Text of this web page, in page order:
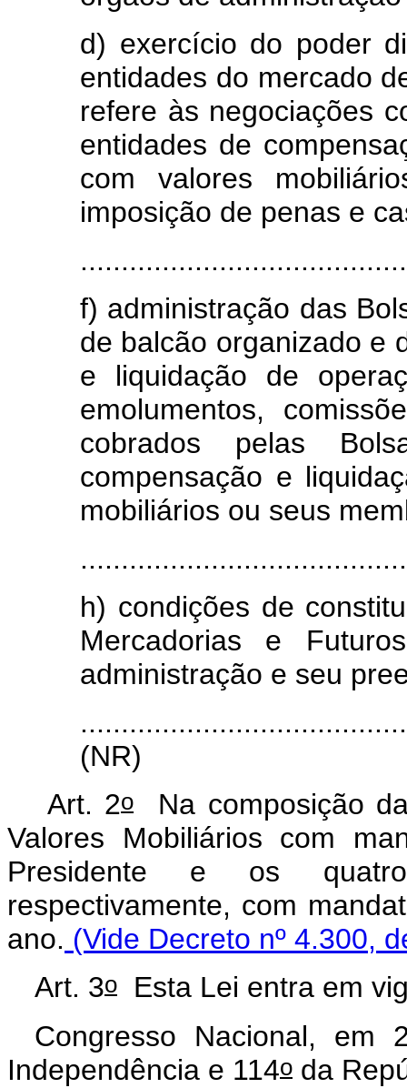
d) exercício do poder
entidades do mercado
refere às negociações
entidades de
com valores
imposição de penas e
f) administração das
de balcão organizado e
e liquidação de
emolumentos,
cobrados pelas
compensação e
mobiliários ou seus
h) condições de
Mercadorias e
administração e seu
(NR)
Art. 2o
Na composição
Valores Mobiliários com
Presidente e os
respectivamente, com
ano. (Vide Decreto nº 4.300,
Art. 3o
Esta Lei entra em
Congresso Nacional,
Independência e 114o da